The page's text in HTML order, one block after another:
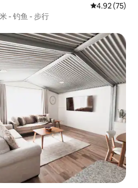
平均评分
4.92 (75)
- 钓鱼 - 步行